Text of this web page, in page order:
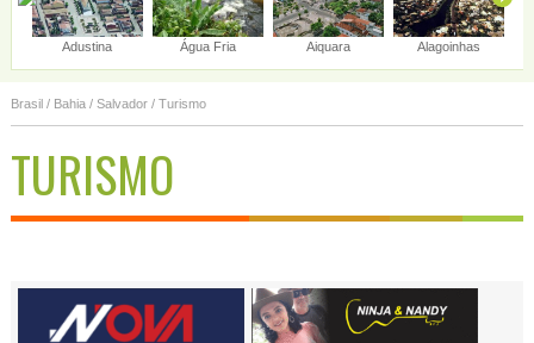
Alcobaça Uibaí Abaíra
Brasil/ Bahia / Salvador/ Turismo
TURISMO